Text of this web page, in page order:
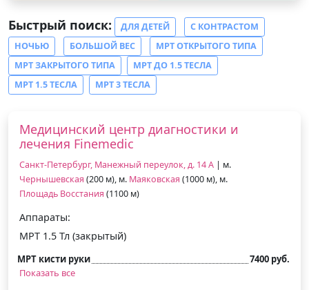
Быстрый поиск: ДЛЯ ДЕТЕЙ
С КОНТРАСТОМ
НОЧЬЮ
БОЛЬШОЙ ВЕС
МРТ ОТКРЫТОГО ТИПА
МРТ ЗАКРЫТОГО ТИПА
МРТ ДО 1.5 ТЕСЛА
МРТ 1.5 ТЕСЛА
МРТ 3 ТЕСЛА
Медицинский центр диагностики и
лечения Finemedic
Санкт-Петербург, Манежный переулок, д. 14 А | м.
Чернышевская (200 м), м. Маяковская (1000 м), м.
Площадь Восстания (1100 м)
Аппараты:
МРТ 1.5 Тл (закрытый)
МРТ кисти руки
7400 руб.
Показать все